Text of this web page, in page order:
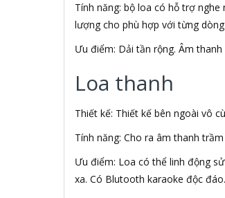
Airmouse
AIRPORT
AK
AKG
AKIRA
Akus
Alfa Romeo
ALGOZ
Tính năng: bộ loa có hỗ trợ
lượng cho phù hợp với từng
Ưu điểm: Dải tần rộng. Âm thanh
Loa thanh
Thiết kế: Thiết kế bên ngoài vô
Tính năng: Cho ra âm thanh
Ưu điểm: Loa có thể linh động
xa. Có Blutooth karaoke độc đáo.